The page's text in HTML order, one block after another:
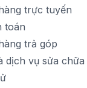
trực tuyến
toán
trả góp
dịch vụ sửa